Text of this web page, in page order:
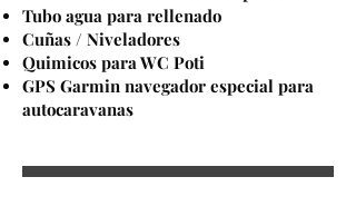
Tubo agua para rellenado
Cuñas / Niveladores
Quimicos para WC Poti
GPS Garmin navegador especial para
autocaravanas